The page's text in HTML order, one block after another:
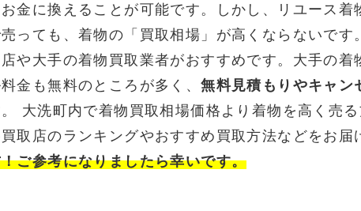
金に換えることが可能です。しかし、リユース着
っても、着物の「買取相場」が高くならないです
や大手の着物買取業者がおすすめです。大手の着
金も無料のところが多く、無料見積もりやキャン
大洗町内で着物買取相場価格より着物を高く売
取店のランキングやおすすめ買取方法などをお届
ご参考になりましたら幸いです。